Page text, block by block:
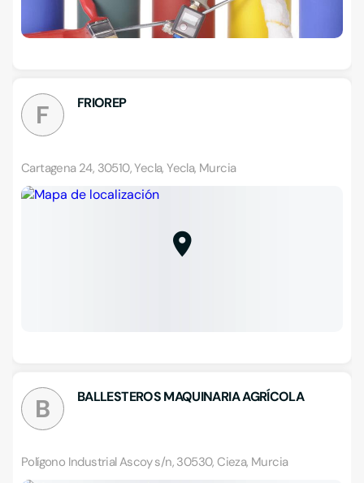
F FRIOREP
Cartagena 24, 30510, Yecla, Yecla, Murcia
B BALLESTEROS MAQUINARIA AGRÍCOLA
Polígono Industrial Ascoy s/n, 30530, Cieza, Murcia